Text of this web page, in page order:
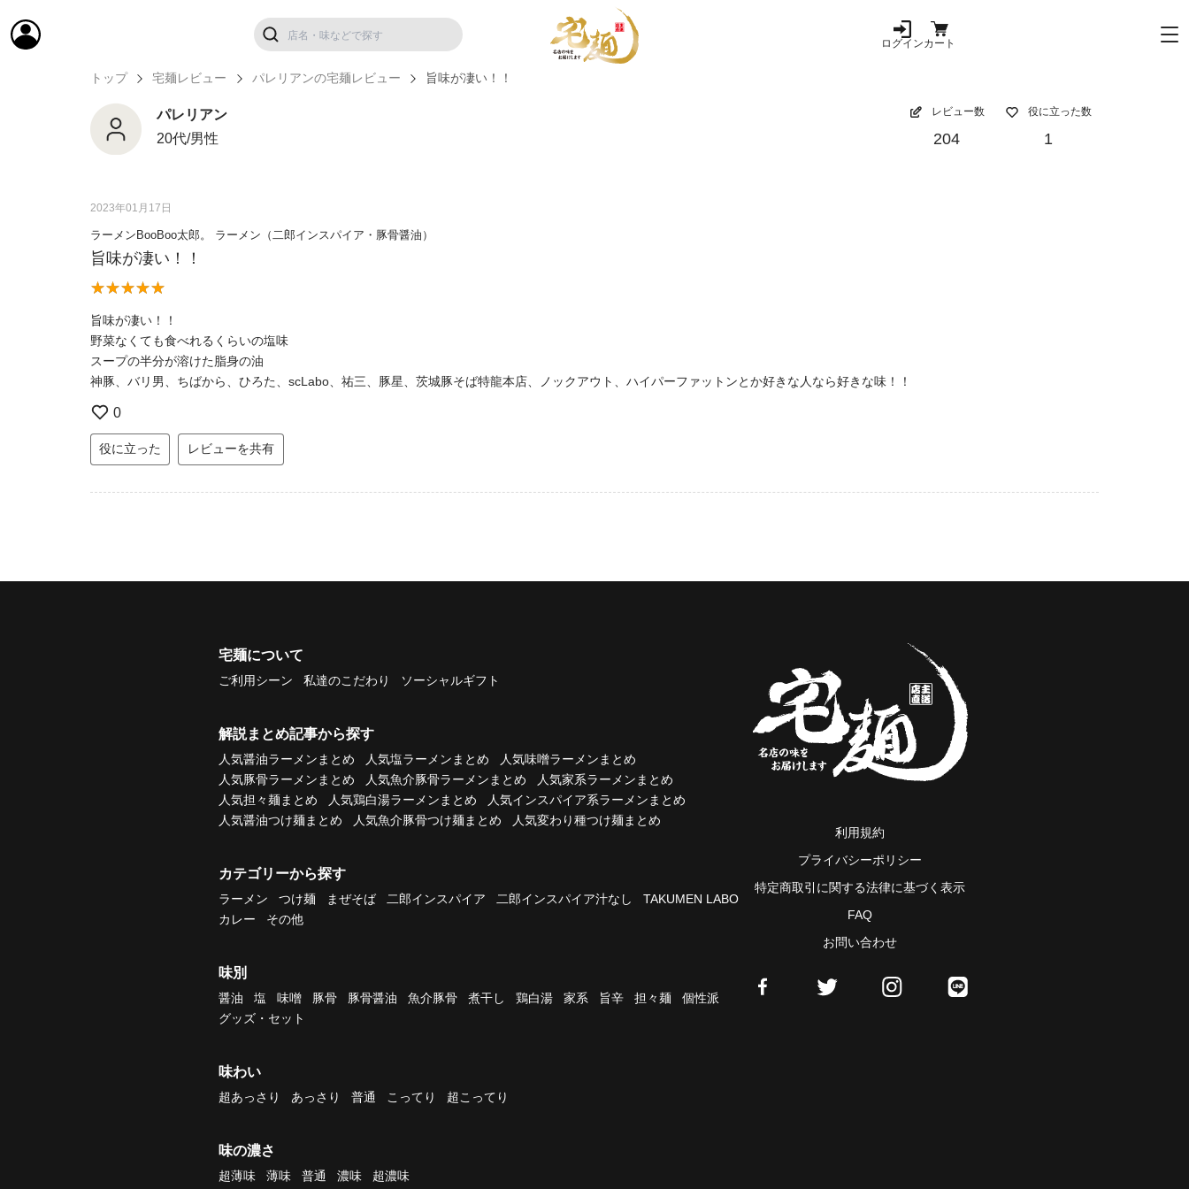
ログインカート
トップ 宅麺レビュー パレリアンの宅麺レビュー 旨味が凄い！！
パレリアン
20代/男性
レビュー数
204
役に立った数
1
2023年01月17日
ラーメンBooBoo太郎。 ラーメン（二郎インスパイア・豚骨醤油）
旨味が凄い！！
旨味が凄い！！
野菜なくても食べれるくらいの塩味
スープの半分が溶けた脂身の油
神豚、バリ男、ちばから、ひろた、scLabo、祐三、豚星、茨城豚そば特龍本店、ノックアウト、ハイパーファットンとか好きな人なら好きな味！！
0
役に立った レビューを共有
宅麺について
ご利用シーン 私達のこだわり ソーシャルギフト
解説まとめ記事から探す
人気醤油ラーメンまとめ 人気塩ラーメンまとめ
人気味噌ラーメンまとめ
人気豚骨ラーメンまとめ
人気魚介豚骨ラーメンまとめ
人気家系ラーメンまとめ
人気担々麺まとめ
人気鶏白湯ラーメンまとめ
人気インスパイア系ラーメンまとめ
人気醤油つけ麺まとめ
人気魚介豚骨つけ麺まとめ 人気変わり種つけ麺まとめ
カテゴリーから探す
ラーメン つけ麺 まぜそば 二郎インスパイア 二郎インスパイア汁なし
TAKUMEN LABO
カレー
その他
味別
醤油 塩 味噌 豚骨 豚骨醤油 魚介豚骨 煮干し 鶏白湯 家系 旨辛 担々麺
個性派
グッズ・セット
味わい
超あっさり あっさり 普通 こってり 超こってり
味の濃さ
超薄味 薄味 普通 濃味 超濃味
利用規約
プライバシーポリシー
特定商取引に関する法律に基づく表示
FAQ
お問い合わせ